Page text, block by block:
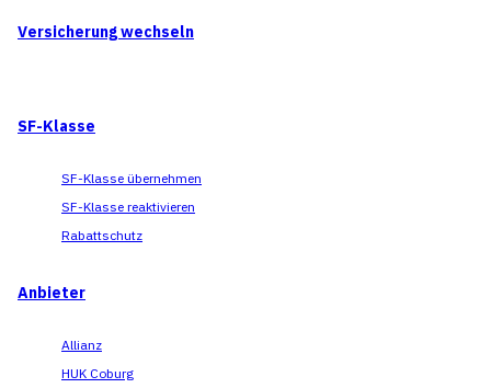
Versicherung wechseln
SF-Klasse
SF-Klasse übernehmen
SF-Klasse reaktivieren
Rabattschutz
Anbieter
Allianz
HUK Coburg